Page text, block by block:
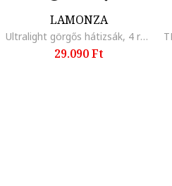
LAMONZA
Ultralight görgős hátizsák, 4 rekeszes, 46x34x18 cm, sötétkék
29.090 Ft